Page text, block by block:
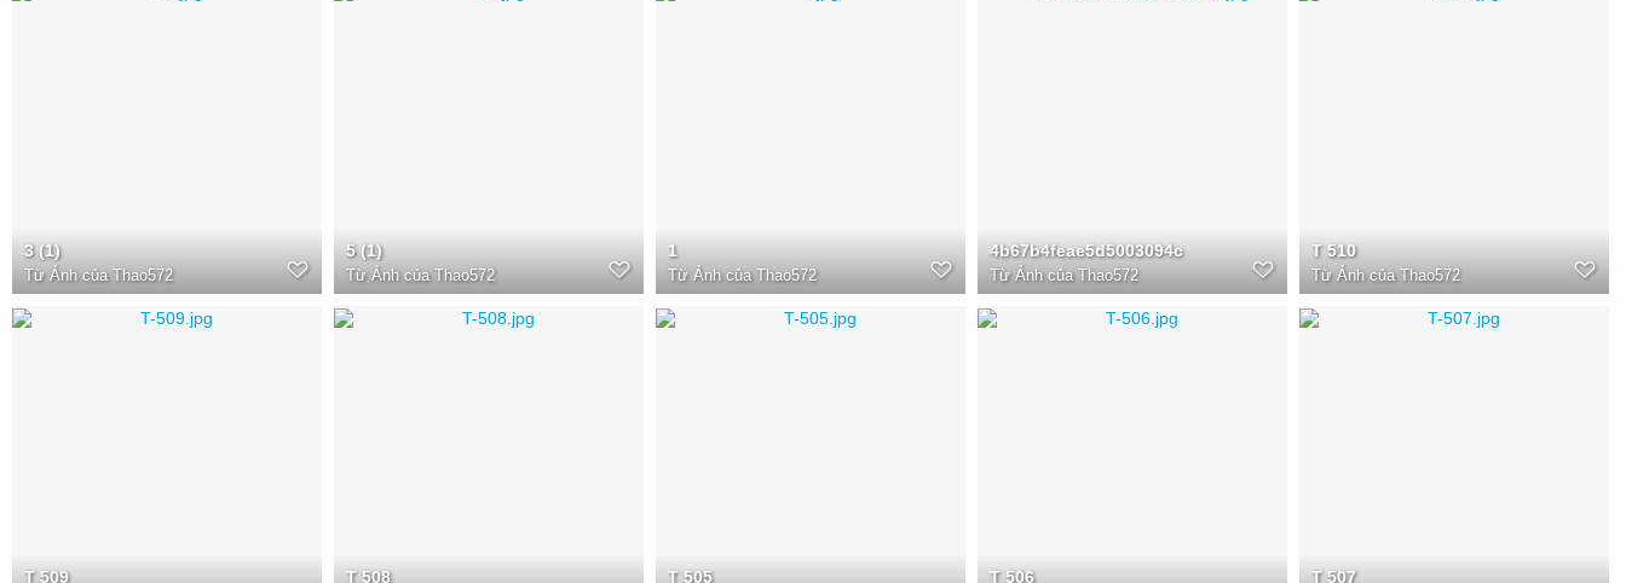
3 (1)
Từ Ảnh của Thao572
5 (1)
Từ Ảnh của Thao572
1
Từ Ảnh của Thao572
4b67b4feae5d5003094c
Từ Ảnh của Thao572
T 510
Từ Ảnh của Thao572
T 509 T 508 T 505 T 506 T 507